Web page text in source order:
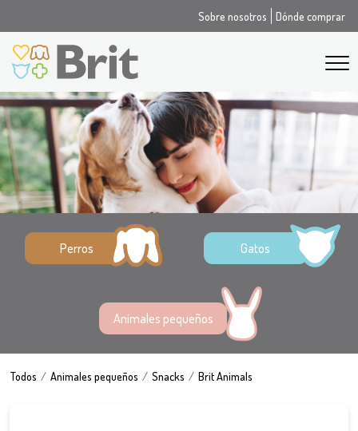
Sobre nosotros Dónde comprar
Perros Gatos
Animales pequeños
Todos Animales pequeños Snacks Brit Animals